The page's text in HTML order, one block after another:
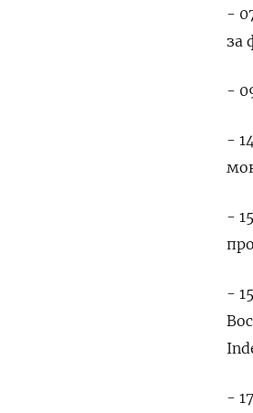
-
за
-
-
-
-
-